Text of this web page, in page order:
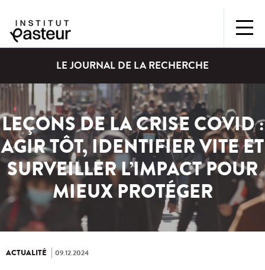
LE JOURNAL DE LA RECHERCHE
LEÇONS DE LA CRISE COVID :
AGIR TÔT, IDENTIFIER VITE ET
SURVEILLER L’IMPACT POUR
MIEUX PROTÉGER
ACTUALITÉ 09.12.2024